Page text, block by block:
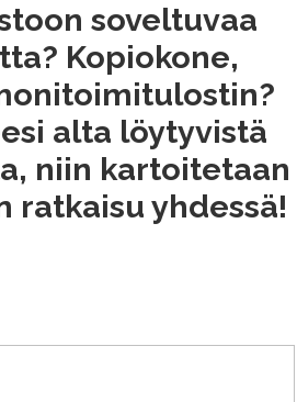
soveltuvaa
Kopiokone,
alta löytyvistä
niin kartoitetaan
ratkaisu yhdessä!